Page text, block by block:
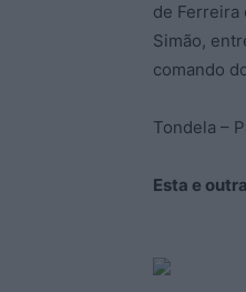
de Ferreira
Simão,
comando
Tondela –
Esta e